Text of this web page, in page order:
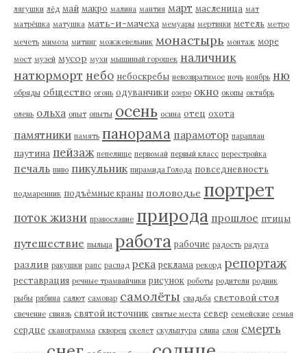
лягушки лёд май макро малина мантия март масленица мат
матрёшка матушка мать-и-мачеха мемуары мертвяки метель метро
мечеть мимоза митинг можжевельник монастырь монтаж море
мост музей мусор мухи мышиный горошек наличник
натюрморт небо небоскребы невозвратимое ночь ноябрь ню
обряды общество огонь одуванчики озеро окно окопы октябрь
олень ольха опыт опыты осень осина отец охота
памятники память панорама парамотор параплан
паутина пейзаж пепелище первомай первый класс перестройка
печаль пиво пикульник пирамида Голода повседневность
подмаренник подъёмные краны половодье портрет
поток жизни православие природа прошлое птицы
путешествие пыльца работа рабочие радость радуга
разлив ракушки рапс распад река реклама рекорд репортаж
реставрация речные трамвайчики рисунок роботы родители родник
рыбы рябина салют самовар самолёты свадьба световой стол
свечение свиязь святой источник святые места север семейские семья
сердце сканограмма скворец скелет скульптура слива слон смерть